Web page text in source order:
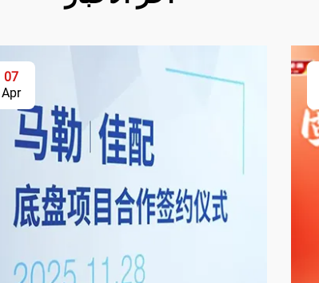
07
Apr